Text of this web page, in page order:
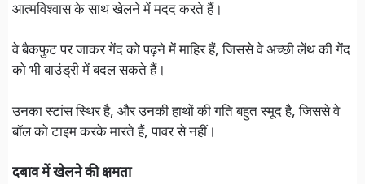
आत्मविश्वास के साथ खेलने में मदद करते हैं।
वे बैकफुट पर जाकर गेंद को पढ़ने में माहिर हैं, जिससे वे अच्छी लेंथ की गेंद
को भी बाउंड्री में बदल सकते हैं।
उनका स्टांस स्थिर है, और उनकी हाथों की गति बहुत स्मूद है, जिससे वे
बॉल को टाइम करके मारते हैं, पावर से नहीं।
दबाव में खेलने की क्षमता